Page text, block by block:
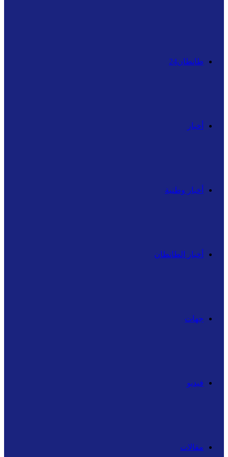
طانطان24
أخبار
أخبار وطنية
أخبار الطانطان
جهات
فيديو
مقالات